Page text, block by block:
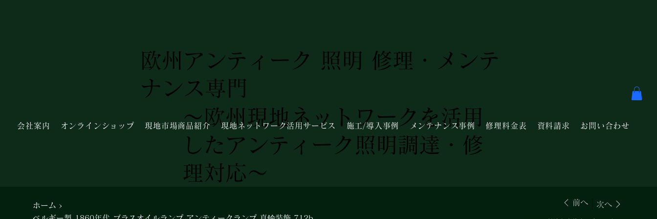
欧州アンティーク 照明 修理・メンテ
ナンス専門
～欧州現地ネットワークを活用
したアンティーク照明調達・修
理対応～
会社案内 オンラインショップ 現地市場商品紹介 現地ネットワーク活用サービス 施工/導入事例 メンテナンス事例 修理料金表 資料請求 お問い合わせ
ホーム >
前へ 次へ